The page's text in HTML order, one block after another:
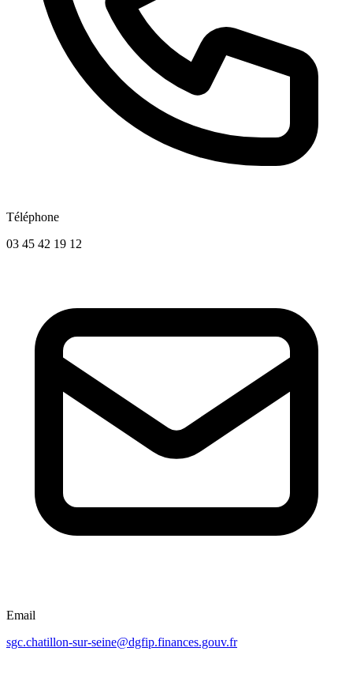
Téléphone
03 45 42 19 12
Email
sgc.chatillon-sur-seine@dgfip.finances.gouv.fr